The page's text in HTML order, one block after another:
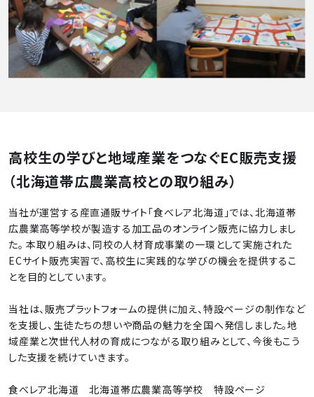
高校生の学びと地域産業をつなぐEC販売支援
（北海道帯広農業高校との取り組み）
当社が運営する産直通販サイト「食べレア北海道」では、北海道帯
広農業高等学校が製造する加工品のオンライン販売に協力しまし
た。 本取り組みは、同校の人材育成事業の一環として実施された
ECサイト販売実習で、高校生に実践的な学びの機会を提供するこ
とを目的としています。
当社は、販売プラットフォームの提供に加え、特設ページの制作など
を支援し、生徒たちの想いや商品の魅力を全国へ発信しました。地
域産業と次世代人材の育成につながる取り組みとして、今後もこう
した支援を続けていきます。
食べレア北海道 北海道帯広農業高等学校 特設ページ